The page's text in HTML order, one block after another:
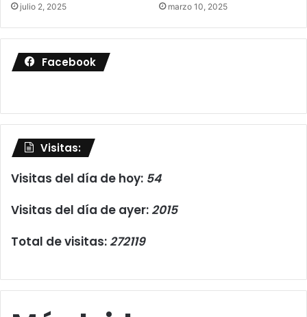
julio 2, 2025 marzo 10, 2025
Facebook
Visitas:
Visitas del día de hoy: 54
Visitas del día de ayer: 2015
Total de visitas: 272119